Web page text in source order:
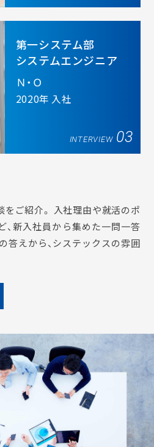
INTERVIEW 03
第一システム部
システムエンジニア
Ｎ・Ｏ
2020年 入社
ご紹介。 入社理由や就活のポ
、新入社員から集めた一問一答
答えから、システックスの雰囲